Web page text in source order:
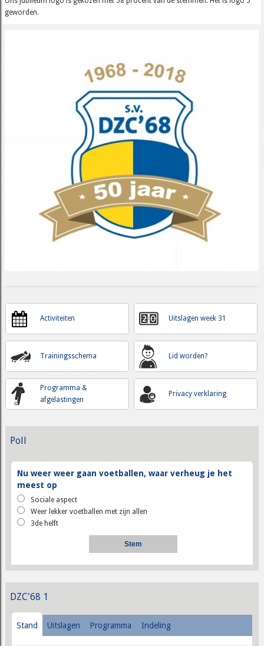
geworden.
Activiteiten
Trainingsschema
Programma &
afgelastingen
Uitslagen week 31
Lid worden?
Privacy verklaring
Poll
Nu weer weer gaan voetballen, waar verheug je het
meest op
Sociale aspect
Weer lekker voetballen met zijn allen
3de helft
DZC'68 1
Stand Uitslagen Programma Indeling